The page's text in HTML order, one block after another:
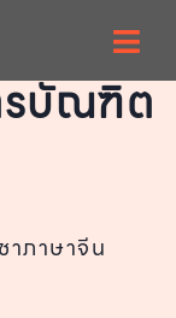
รบัณฑิต
ภาษาจีน